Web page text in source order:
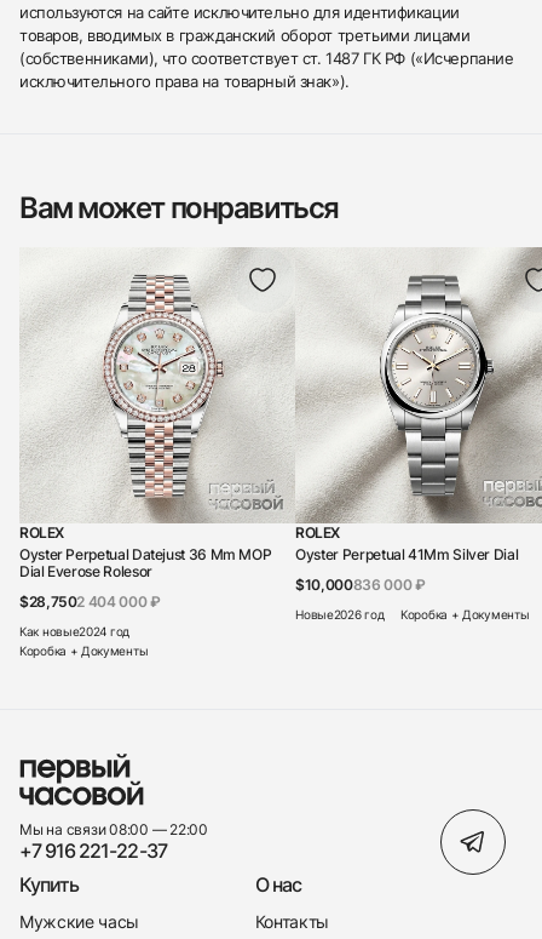
используются на сайте исключительно для идентификации
товаров, вводимых в гражданский оборот третьими лицами
(собственниками), что соответствует ст. 1487 ГК РФ («Исчерпание
исключительного права на товарный знак»).
Вам может понравиться
ROLEX
Oyster Perpetual Datejust 36 Mm MOP
Dial Everose Rolesor
$28,7502 404 000 ₽
Как новые2024 год
Коробка + Документы
ROLEX
Oyster Perpetual 41Mm Silver Dial
$10,000836 000 ₽
Новые2026 год Коробка + Документы
Мы на связи 08:00 — 22:00
+7 916 221-22-37
Купить
Мужские часы
О нас
Контакты